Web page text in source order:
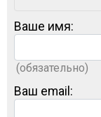
Ваше имя:
(обязательно)
Ваш email: